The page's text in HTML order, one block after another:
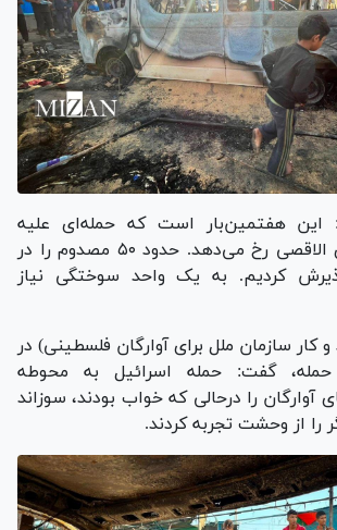
این هفتمین‌بار است که حمله‌ای علیه
بیمارستان شهدای الاقصی رخ می‌دهد. حدود ۵۰ مصدوم را در
کردیم. به یک واحد سوختگی نیاز
و کار سازمان ملل برای آوارگان فلسطینی) در
گفت: حمله اسرائیل به محوطه
آوارگان را درحالی که خواب بودند، سوزاند
را از وحشت تجربه کردند.